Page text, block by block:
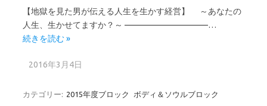
【地獄を見た男が伝える人生を生かす経営】 ～あなたの
人生、生かせてますか？～ ——————————…
続きを読む »
2016年3月4日
カテゴリー: 2015年度ブロック ボディ＆ソウルブロック